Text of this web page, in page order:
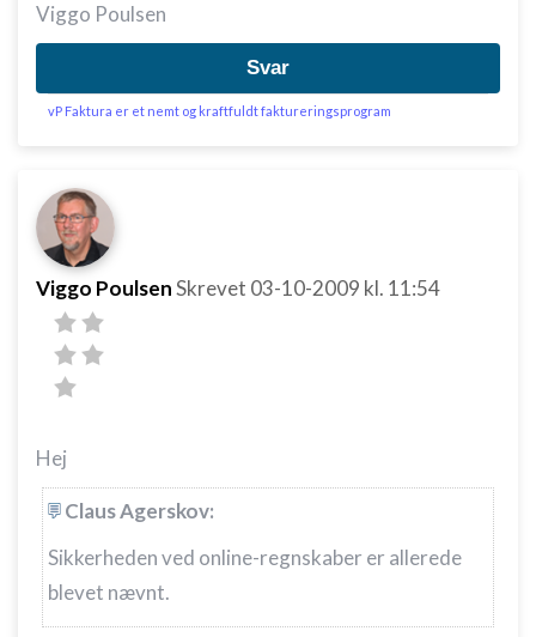
Viggo Poulsen
Svar
vP Faktura er et nemt og kraftfuldt faktureringsprogram
Viggo PoulsenSkrevet 03-10-2009 kl. 11:54
Hej
Claus Agerskov:
Sikkerheden ved online-regnskaber er allerede
blevet nævnt.